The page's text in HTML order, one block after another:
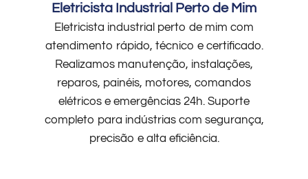
Eletricista Industrial Perto de Mim
Eletricista industrial perto de mim com
atendimento rápido, técnico e certificado.
Realizamos manutenção, instalações,
reparos, painéis, motores, comandos
elétricos e emergências 24h. Suporte
completo para indústrias com segurança,
precisão e alta eficiência.